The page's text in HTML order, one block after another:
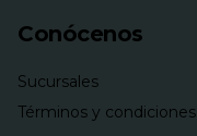
Conócenos
Sucursales
Términos y condiciones